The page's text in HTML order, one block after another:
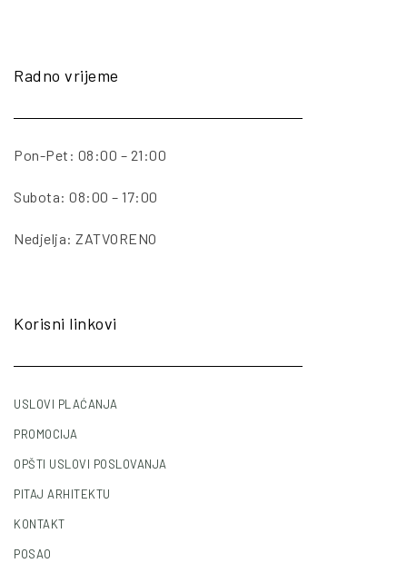
Radno vrijeme
Pon-Pet: 08:00 – 21:00
Subota: 08:00 – 17:00
Nedjelja: ZATVORENO
Korisni linkovi
USLOVI PLAĆANJA
PROMOCIJA
OPŠTI USLOVI POSLOVANJA
PITAJ ARHITEKTU
KONTAKT
POSAO